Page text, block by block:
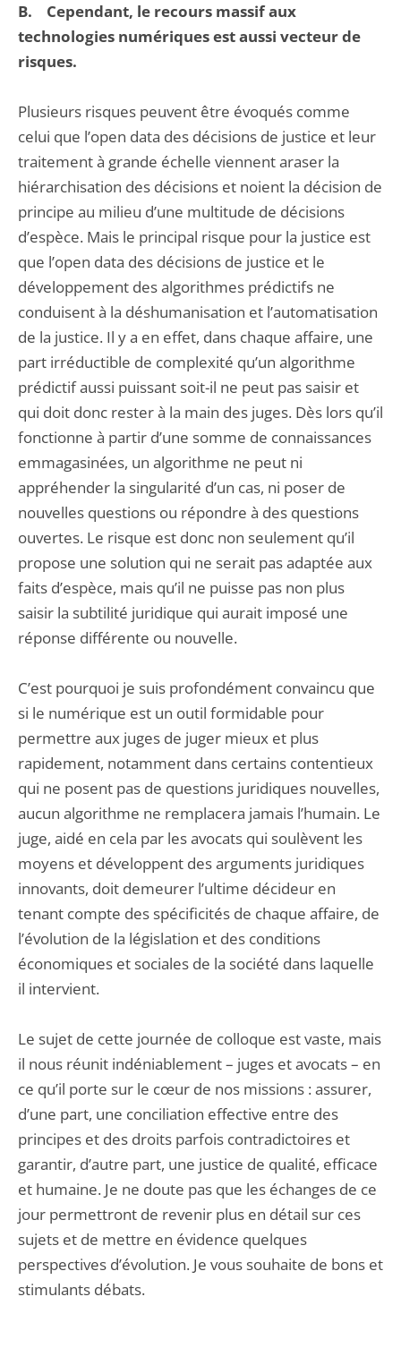
B. Cependant, le recours massif aux
technologies numériques est aussi vecteur de
risques.
Plusieurs risques peuvent être évoqués comme
celui que l’open data des décisions de justice et leur
traitement à grande échelle viennent araser la
hiérarchisation des décisions et noient la décision de
principe au milieu d’une multitude de décisions
d’espèce. Mais le principal risque pour la justice est
que l’open data des décisions de justice et le
développement des algorithmes prédictifs ne
conduisent à la déshumanisation et l’automatisation
de la justice. Il y a en effet, dans chaque affaire, une
part irréductible de complexité qu’un algorithme
prédictif aussi puissant soit-il ne peut pas saisir et
qui doit donc rester à la main des juges. Dès lors qu’il
fonctionne à partir d’une somme de connaissances
emmagasinées, un algorithme ne peut ni
appréhender la singularité d’un cas, ni poser de
nouvelles questions ou répondre à des questions
ouvertes. Le risque est donc non seulement qu’il
propose une solution qui ne serait pas adaptée aux
faits d’espèce, mais qu’il ne puisse pas non plus
saisir la subtilité juridique qui aurait imposé une
réponse différente ou nouvelle.
C’est pourquoi je suis profondément convaincu que
si le numérique est un outil formidable pour
permettre aux juges de juger mieux et plus
rapidement, notamment dans certains contentieux
qui ne posent pas de questions juridiques nouvelles,
aucun algorithme ne remplacera jamais l’humain. Le
juge, aidé en cela par les avocats qui soulèvent les
moyens et développent des arguments juridiques
innovants, doit demeurer l’ultime décideur en
tenant compte des spécificités de chaque affaire, de
l’évolution de la législation et des conditions
économiques et sociales de la société dans laquelle
il intervient.
Le sujet de cette journée de colloque est vaste, mais
il nous réunit indéniablement – juges et avocats – en
ce qu’il porte sur le cœur de nos missions : assurer,
d’une part, une conciliation effective entre des
principes et des droits parfois contradictoires et
garantir, d’autre part, une justice de qualité, efficace
et humaine. Je ne doute pas que les échanges de ce
jour permettront de revenir plus en détail sur ces
sujets et de mettre en évidence quelques
perspectives d’évolution. Je vous souhaite de bons et
stimulants débats.